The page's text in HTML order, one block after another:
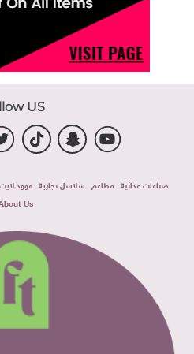
US
صناعات غذائية مطاعم سلاسل تجارية فوود لايت
Us